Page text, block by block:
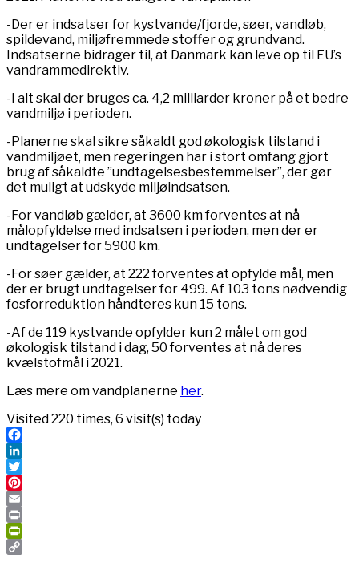
-Der er indsatser for kystvande/fjorde, søer, vandløb,
spildevand, miljøfremmede stoffer og grundvand.
Indsatserne bidrager til, at Danmark kan leve op til EU’s
vandrammedirektiv.
-I alt skal der bruges ca. 4,2 milliarder kroner på et bedre
vandmiljø i perioden.
-Planerne skal sikre såkaldt god økologisk tilstand i
vandmiljøet, men regeringen har i stort omfang gjort
brug af såkaldte ”undtagelsesbestemmelser”, der gør
det muligt at udskyde miljøindsatsen.
-For vandløb gælder, at 3600 km forventes at nå
målopfyldelse med indsatsen i perioden, men der er
undtagelser for 5900 km.
-For søer gælder, at 222 forventes at opfylde mål, men
der er brugt undtagelser for 499. Af 103 tons nødvendig
fosforreduktion håndteres kun 15 tons.
-Af de 119 kystvande opfylder kun 2 målet om god
økologisk tilstand i dag, 50 forventes at nå deres
kvælstofmål i 2021.
Læs mere om vandplanerne her.
Visited 220 times, 6 visit(s) today
Facebook
LinkedIn
Twitter
Pinterest
Email
Print
PrintFriendly